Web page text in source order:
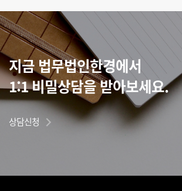
지금 법무법인한경에서
1:1 비밀상담을 받아보세요.
상담신청